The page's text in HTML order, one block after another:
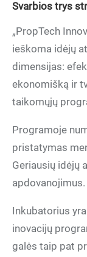
Svarbios trys
„PropTech
ieškoma idėjų
dimensijas:
ekonomišką ir
taikomųjų
Programoje
pristatymas
Geriausių idėjų
apdovanojimus.
Inkubatorius
inovacijų
galės taip pat